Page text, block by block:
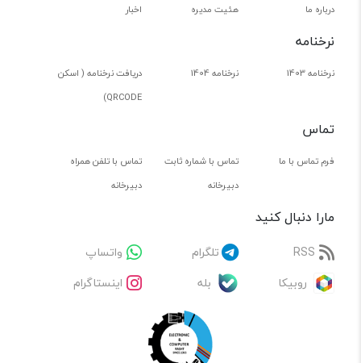
درباره ما هئیت مدیره اخبار
نرخنامه
نرخنامه 1403 نرخنامه 1404
دریافت نرخنامه ( اسکن
QRCODE)
تماس
فرم تماس با ما
تماس با شماره ثابت
دبیرخانه
تماس با تلفن همراه
دبیرخانه
مارا دنبال کنید
RSS تلگرام
واتساپ
روبیکا
بله اینستاگرام